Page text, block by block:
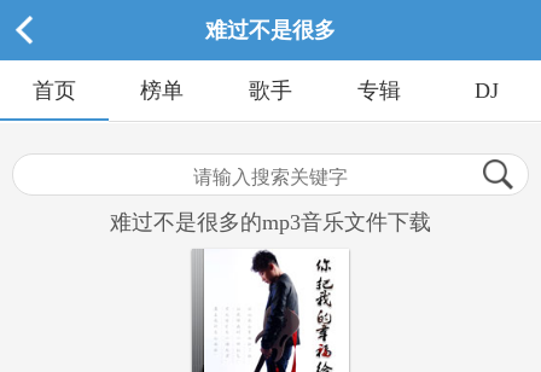
难过不是很多
首页 榜单 歌手 专辑 DJ
难过不是很多的mp3音乐文件下载